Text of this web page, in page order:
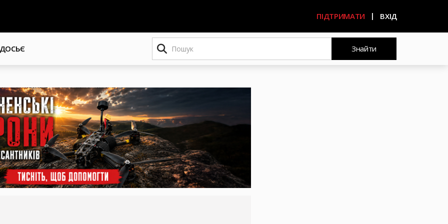
ПІДТРИМАТИ ВХІД
ДОСЬЄ
Пошук
Знайти